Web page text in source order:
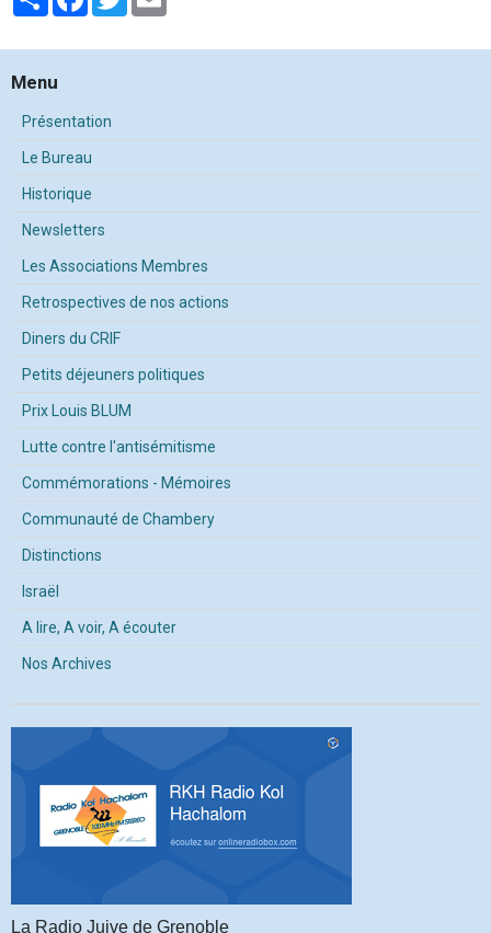
Menu
Présentation
Le Bureau
Historique
Newsletters
Les Associations Membres
Retrospectives de nos actions
Diners du CRIF
Petits déjeuners politiques
Prix Louis BLUM
Lutte contre l'antisémitisme
Commémorations - Mémoires
Communauté de Chambery
Distinctions
Israël
A lire, A voir, A écouter
Nos Archives
La Radio Juive de Grenoble